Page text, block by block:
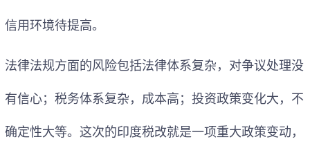
信用环境待提高。
法律法规方面的风险包括法律体系复杂，对争议处理没
有信心；税务体系复杂，成本高；投资政策变化大，不
确定性大等。这次的印度税改就是一项重大政策变动，